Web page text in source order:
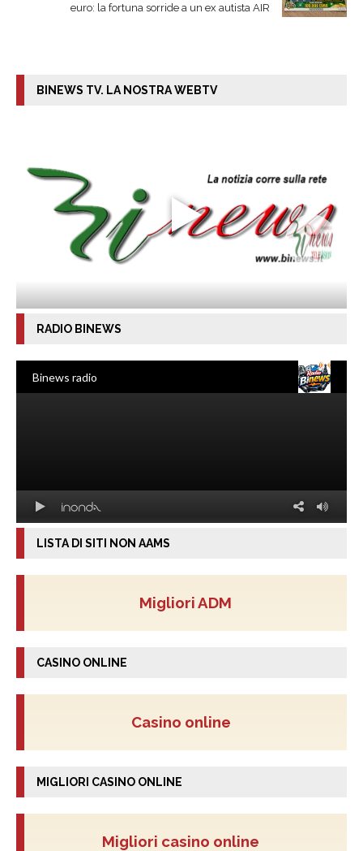
euro: la fortuna sorride a un ex autista AIR
BINEWS TV. LA NOSTRA WEBTV
RADIO BINEWS
LISTA DI SITI NON AAMS
Migliori ADM
CASINO ONLINE
Casino online
MIGLIORI CASINO ONLINE
Migliori casino online